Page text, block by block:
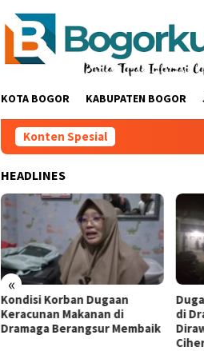
KOTA BOGOR KABUPATEN BOGOR
Konten Spesial
HEADLINES
«
‎Kondisi Korban Dugaan
Keracunan Makanan di
Dramaga Berangsur Membaik
di